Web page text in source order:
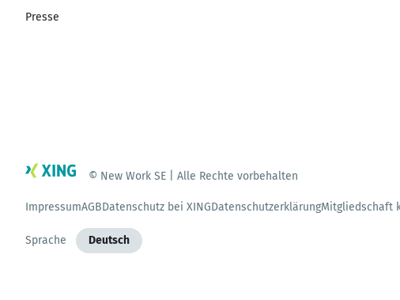
Presse
© New Work SE | Alle Rechte vorbehalten
ImpressumAGBDatenschutz bei XINGDatenschutzerklärungMitgliedschaft
Sprache Deutsch